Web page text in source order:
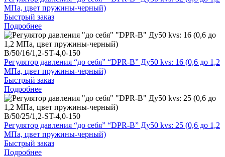
МПа, цвет пружины-черный)
Быстрый заказ
Подробнее
B/50/16/1,2-ST-4,0-150
Регулятор давления “до себя” “DPR-B” Ду50 kvs: 16 (0,6 до 1,2
МПа, цвет пружины-черный)
Быстрый заказ
Подробнее
B/50/25/1,2-ST-4,0-150
Регулятор давления “до себя” “DPR-B” Ду50 kvs: 25 (0,6 до 1,2
МПа, цвет пружины-черный)
Быстрый заказ
Подробнее